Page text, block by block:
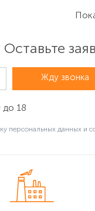
Жду звонка
до 18
персональных данных и